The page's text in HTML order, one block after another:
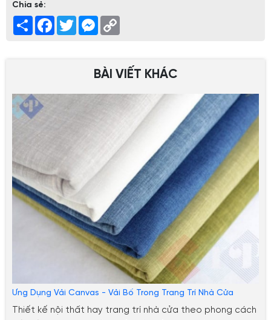
Chia sẻ:
Share Facebook
TwitterMessenger
BÀI VIẾT KHÁC
Ứng Dụng Vải Canvas - Vải Bố Trong Trang Trí Nhà Cửa
Thiết kế nội thất hay trang trí nhà cửa theo phong cách